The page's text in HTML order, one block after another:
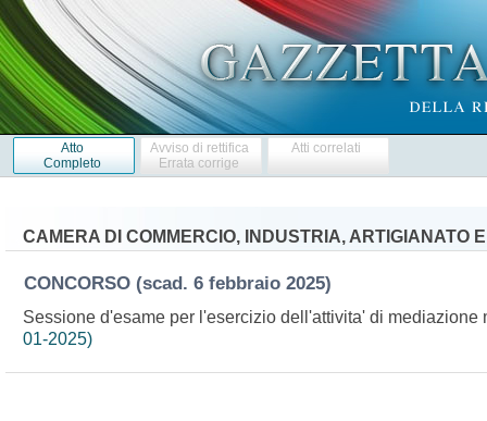
Atto
Completo
Avviso di rettifica
Errata corrige
Atti correlati
CAMERA DI COMMERCIO, INDUSTRIA, ARTIGIANATO
CONCORSO (scad. 6 febbraio 2025)
Sessione d'esame per l'esercizio dell'attivita' di
01-2025)